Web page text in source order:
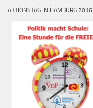
AKTIONSTAG IN HAMBURG 2016